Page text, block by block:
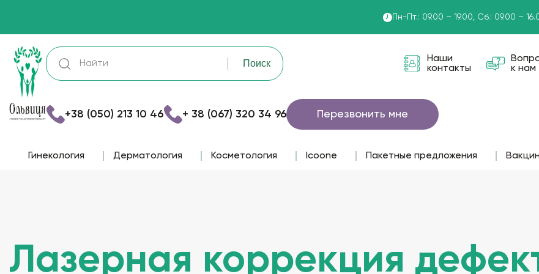
Пн-Пт.: 09.00 – 19.00, Сб.: 09.00 –
Наши
контакты
к нам
+38 (050) 213 10 46 + 38 (067) 320 34 96 Перезвонить мне
Гинекология Дерматология Косметология lcoone Пакетные предложения
Лазерная коррекция